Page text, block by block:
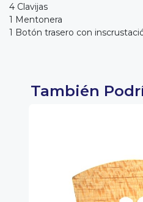
4 Clavijas
1 Mentonera
1 Botón trasero con
También